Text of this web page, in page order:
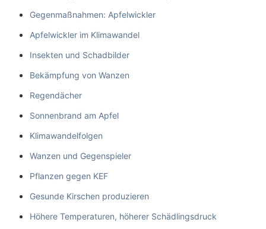
Gegenmaßnahmen: Apfelwickler
Apfelwickler im Klimawandel
Insekten und Schadbilder
Bekämpfung von Wanzen
Regendächer
Sonnenbrand am Apfel
Klimawandelfolgen
Wanzen und Gegenspieler
Pflanzen gegen KEF
Gesunde Kirschen produzieren
Höhere Temperaturen, höherer Schädlingsdruck